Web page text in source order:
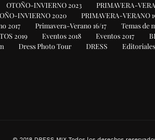
OTOÑO-INVIERNO 2023 PRIMAVERA-
INVIERNO 2020 PRIMAVERA-VERANO
2017 Primavera-Verano 16/17 Temas de
2019 Eventos 2018 Eventos 2017
Dress Photo Tour DRESS Editoriales